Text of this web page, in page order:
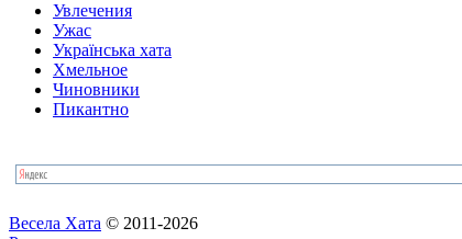
Увлечения
Ужас
Українська хата
Хмельное
Чиновники
Пикантно
Весела Хата © 2011-2026